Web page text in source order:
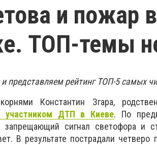
и пожар в
ТОП-темы
представляем рейтинг ТОП-5 самых
Константин Згара,
участником ДТП в Киеве. По
сигнал светофора и
В результате пострадали четверо